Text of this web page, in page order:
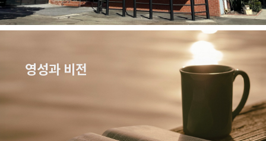
영성과 비전